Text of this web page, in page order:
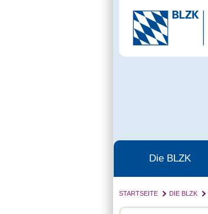
Die BLZK
STARTSEITE DIE BLZK